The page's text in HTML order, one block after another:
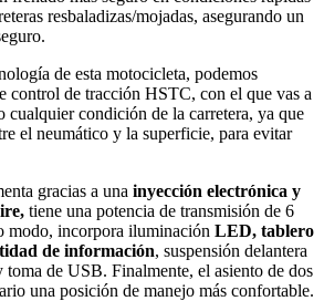
resbaladizas/mojadas, asegurando un
de esta motocicleta, podemos
control de tracción HSTC, con el que vas a
cualquier condición de la carretera, ya que
el neumático y la superficie, para evitar
gracias a una inyección electrónica y
, tiene una potencia de transmisión de 6
modo, incorpora iluminación LED, tablero
de información, suspensión delantera
de USB. Finalmente, el asiento de dos
una posición de manejo más confortable.